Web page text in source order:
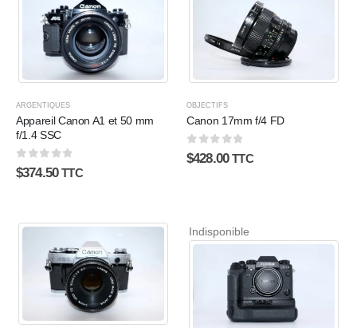
ARGENTIQUES
Appareil Canon A1 et 50 mm
f/1.4 SSC
0sur 5
$374.50 TTC
OBJECTIFS
Canon 17mm f/4 FD
0 sur 5
$428.00 TTC
Indisponible